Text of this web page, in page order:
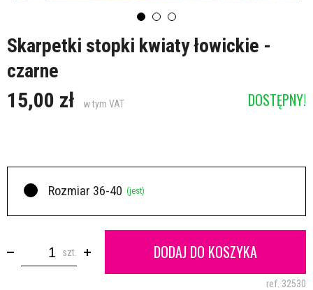
Skarpetki stopki kwiaty łowickie -
czarne
15,00 zł w tym VAT DOSTĘPNY!
Rozmiar 36-40 (jest)
szt. DODAJ DO KOSZYKA
ref. 32530